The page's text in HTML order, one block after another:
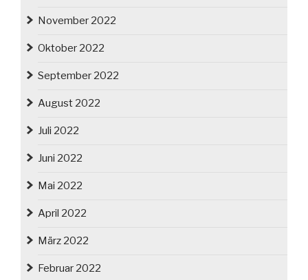
November 2022
Oktober 2022
September 2022
August 2022
Juli 2022
Juni 2022
Mai 2022
April 2022
März 2022
Februar 2022